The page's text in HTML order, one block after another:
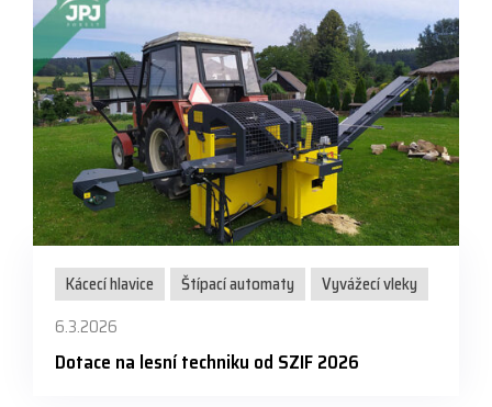
Kácecí hlavice Štípací automaty
Vyvážecí vleky
6.3.2026
Dotace na lesní techniku od SZIF 2026